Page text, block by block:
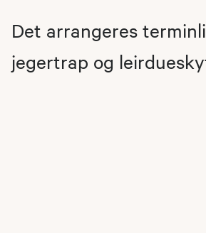
Det arrangeres
jegertrap og